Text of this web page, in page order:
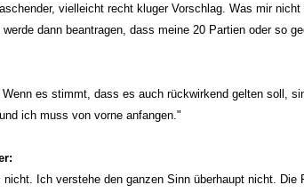
vielleicht recht kluger Vorschlag. Was mir
dann beantragen, dass meine 20 Partien oder so
es stimmt, dass es auch rückwirkend gelten soll,
ich muss von vorne anfangen."
Ich verstehe den ganzen Sinn überhaupt nicht. Die